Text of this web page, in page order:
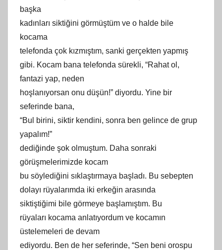
başka
kadınları siktiğini görmüştüm ve o halde bile
kocama
telefonda çok kızmıştım, sanki gerçekten yapmış
gibi. Kocam bana telefonda sürekli, “Rahat ol,
fantazi yap, neden
hoşlanıyorsan onu düşün!” diyordu. Yine bir
seferinde bana,
“Bul birini, siktir kendini, sonra ben gelince de grup
yapalım!”
dediğinde şok olmuştum. Daha sonraki
görüşmelerimizde kocam
bu söylediğini sıklaştırmaya başladı. Bu sebepten
dolayı rüyalarımda iki erkeğin arasında
siktiştiğimi bile görmeye başlamıştım. Bu
rüyaları kocama anlatıyordum ve kocamın
üstelemeleri de devam
ediyordu. Ben de her seferinde, “Sen beni orospu